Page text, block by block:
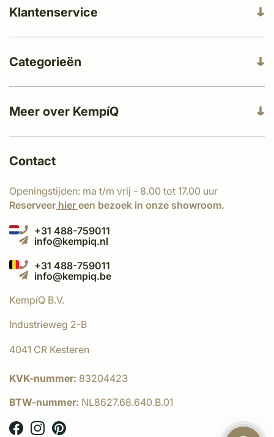
Meer over KempíQ
Klantenservice
Categorieën
Contact
Openingstijden: ma t/m vrij - 8.00 tot 17.00 uur
Reserveer hier een bezoek in onze showroom.
+31 488-759011
info@kempiq.nl
+31 488-759011
info@kempiq.be
KempíQ B.V.
Industrieweg 2-B
4041 CR Kesteren
KVK-nummer: 83204423
BTW-nummer: NL8627.68.640.B.01